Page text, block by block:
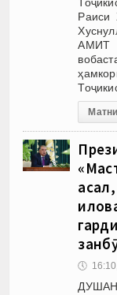
Раиси
АМИТ
🕔